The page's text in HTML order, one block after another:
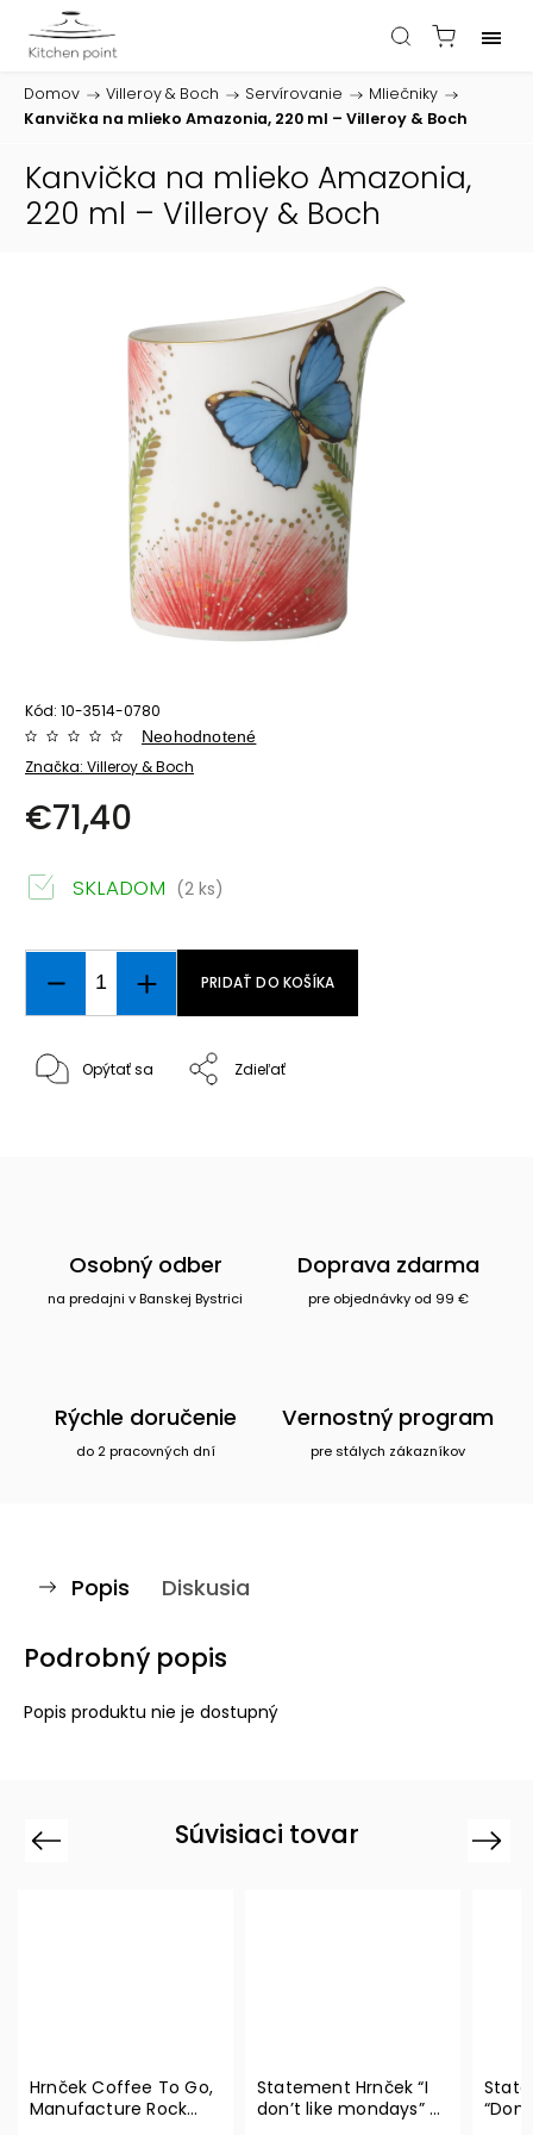
Domov / Villeroy & Boch / Servírovanie / Mliečniky /
Kanvička na mlieko Amazonia, 220 ml – Villeroy & Boch
Kanvička na mlieko Amazonia,
220 ml – Villeroy & Boch
Kód: 10-3514-0780
Značka: Villeroy & Boch
Neohodnotené
€71,40
SKLADOM (2 ks)
PRIDAŤ DO KOŠÍKA
Opýtať sa Zdieľať
Osobný odber
na predajni v Banskej Bystrici
Doprava zdarma
pre objednávky od 99 €
Rýchle doručenie
do 2 pracovných dní
Vernostný program
pre stálych zákazníkov
Popis Diskusia
Podrobný popis
Popis produktu nie je dostupný
Súvisiaci tovar
Previous
Hrnček Coffee To Go,
Manufacture Rock
Statement Hrnček “I
don’t like mondays” –
Next